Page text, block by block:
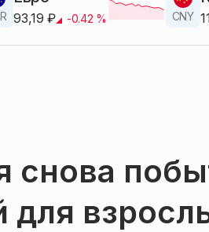
93,19 ₽ -0.42 % CNY
снова
для